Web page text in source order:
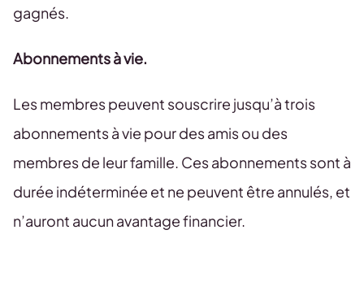
gagnés.
Abonnements à vie.
Les membres peuvent souscrire jusqu’à trois
abonnements à vie pour des amis ou des
membres de leur famille. Ces abonnements sont à
durée indéterminée et ne peuvent être annulés, et
n’auront aucun avantage financier.